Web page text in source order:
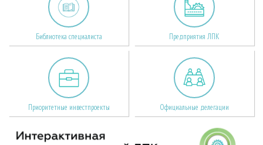
Библиотека специалиста Предприятия ЛПК
Приоритетные инвестпроекты Официальные делегации